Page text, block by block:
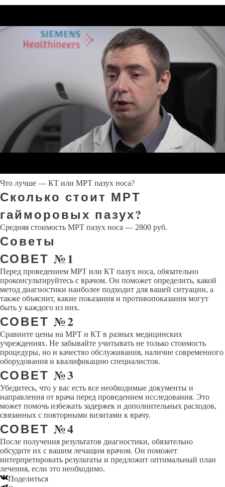
Что лучше — КТ или МРТ пазух носа?
Сколько стоит МРТ
гайморовых пазух?
Средняя стоимость МРТ пазух носа — 2800 руб.
Советы
СОВЕТ №1
Перед проведением МРТ или КТ пазух носа, обязательно
проконсультируйтесь с врачом. Он поможет определить, какой
метод диагностики наиболее подходит для вашей ситуации, а
также объяснит, какие показания и противопоказания могут
быть у каждого из них.
СОВЕТ №2
Сравните цены на МРТ и КТ в разных медицинских
учреждениях. Не забывайте учитывать не только стоимость
процедуры, но и качество обслуживания, наличие современного
оборудования и квалификацию специалистов.
СОВЕТ №3
Убедитесь, что у вас есть все необходимые документы и
направления от врача перед проведением исследования. Это
может помочь избежать задержек и дополнительных расходов,
связанных с повторными визитами к врачу.
СОВЕТ №4
После получения результатов диагностики, обязательно
обсудите их с вашим лечащим врачом. Он поможет
интерпретировать результаты и предложит оптимальный план
лечения, если это необходимо.
Поделиться